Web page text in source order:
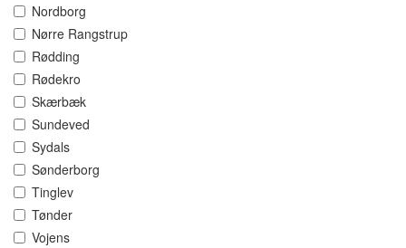
Nordborg
Nørre Rangstrup
Rødding
Rødekro
Skærbæk
Sundeved
Sydals
Sønderborg
Tinglev
Tønder
Vojens